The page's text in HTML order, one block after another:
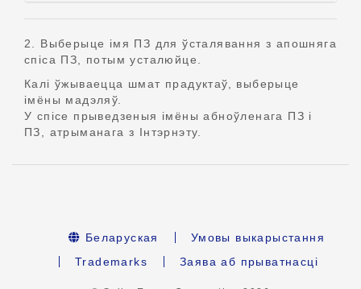
2. Выберыце імя ПЗ для ўсталявання з апошняга
спіса ПЗ, потым усталюйце.
Калі ўжываецца шмат прадуктаў, выберыце
імёны мадэляў.
У спісе прыведзеныя імёны абноўленага ПЗ і
ПЗ, атрыманага з Інтэрнэту.
Беларуская
Умовы выкарыстання
Trademarks
Заява аб прыватнасці